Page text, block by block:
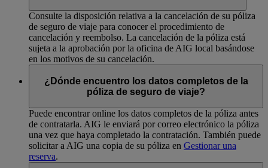
Consulte la disposición relativa a la cancelación de su póliza
de seguro de viaje para conocer el procedimiento de
cancelación y reembolso. La cancelación de la póliza está
sujeta a la aprobación por la oficina de AIG local basándose
en los motivos de su cancelación.
¿Dónde encuentro los datos completos de la
póliza de seguro de viaje?
Puede encontrar online los datos completos de la póliza antes
de contratarla. AIG le enviará por correo electrónico la póliza
una vez que haya completado la contratación. También puede
solicitar a AIG una copia de su póliza en Gestionar una
reserva.